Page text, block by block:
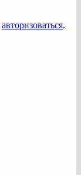
авторизоваться.